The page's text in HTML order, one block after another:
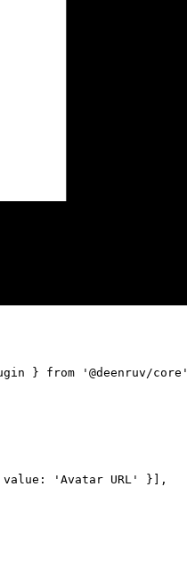
} from '@deenruv/core'
value:
'Avatar URL'
}],